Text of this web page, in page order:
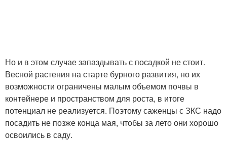
Но и в этом случае запаздывать с посадкой не стоит.
Весной растения на старте бурного развития, но их
возможности ограничены малым объемом почвы в
контейнере и пространством для роста, в итоге
потенциал не реализуется. Поэтому саженцы с ЗКС надо
посадить не позже конца мая, чтобы за лето они хорошо
освоились в саду.